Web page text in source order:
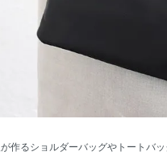
作るショルダーバッグやトートバ